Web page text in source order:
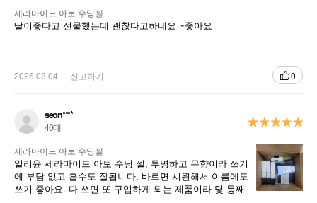
세라마이드 아토 수딩젤
딸이좋다고 선물했는데 괜찮다고하네요 ~좋아요
2026.08.04 신고하기 0
seon****
40대
세라마이드 아토 수딩젤
일리윤 세라마이드 아토 수딩 젤, 투명하고 무향이라 쓰기
에 부담 없고 흡수도 잘됩니다. 바르면 시원해서 여름에도
쓰기 좋아요. 다 쓰면 또 구입하게 되는 제품이라 몇 통째